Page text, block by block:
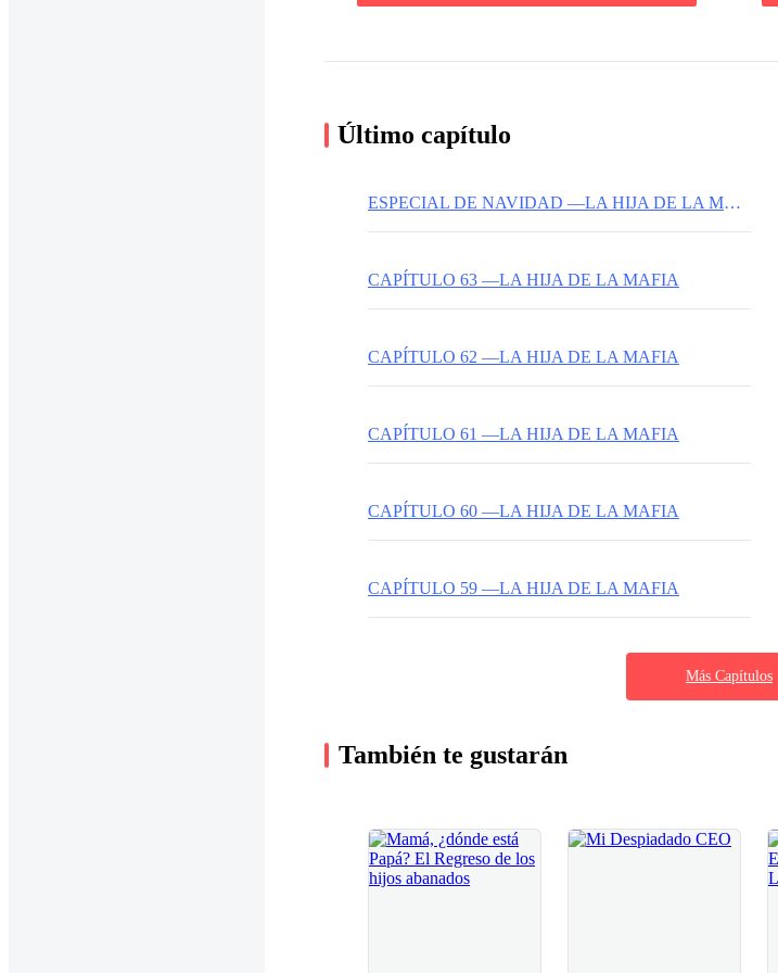
Último capítulo
ESPECIAL DE NAVIDAD —LA HIJA DE LA MAFIA
CAPÍTULO 63 —LA HIJA DE LA MAFIA
CAPÍTULO 62 —LA HIJA DE LA MAFIA
CAPÍTULO 61 —LA HIJA DE LA MAFIA
CAPÍTULO 60 —LA HIJA DE LA MAFIA
CAPÍTULO 59 —LA HIJA DE LA MAFIA
Más Capítulos
También te gustarán